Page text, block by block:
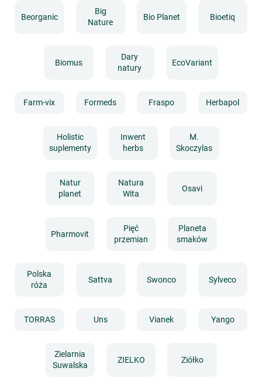
Beorganic
Big
Nature
Bio Planet Bioetiq
Biomus
Dary
natury
EcoVariant
Farm-vix Formeds Fraspo Herbapol
Holistic
suplementy
Inwent
herbs
M.
Skoczylas
Natur
planet
Natura
Wita
Osavi
Pharmovit
Pięć
przemian
Planeta
smaków
Polska
róża
Sattva Swonco Sylveco
TORRAS Uns Vianek Yango
Zielarnia
Suwalska
ZIELKO Ziółko